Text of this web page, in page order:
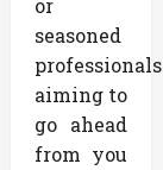
or
seasoned
professionals
aiming to
go ahead
from you